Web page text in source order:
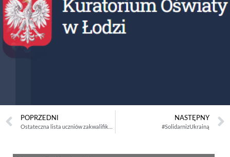
POPRZEDNI NASTĘPNY
#SolidarnizUkrainą